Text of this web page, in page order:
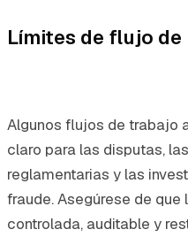
Límites de flujo de
Algunos flujos de trabajo
claro para las disputas,
reglamentarias y las
fraude. Asegúrese de
controlada, auditable y